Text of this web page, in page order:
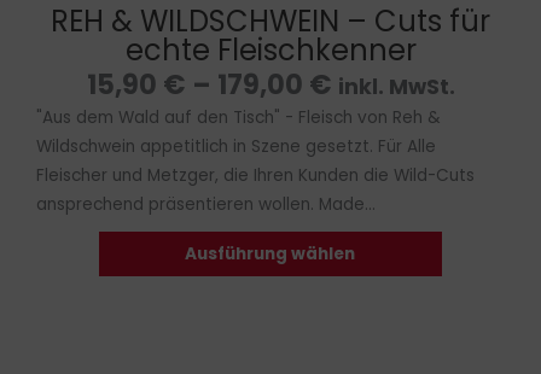
REH & WILDSCHWEIN – Cuts für
echte Fleischkenner
15,90 € – 179,00 € inkl. MwSt.
"Aus dem Wald auf den Tisch" - Fleisch von Reh &
Wildschwein appetitlich in Szene gesetzt. Für Alle
Fleischer und Metzger, die Ihren Kunden die Wild-Cuts
ansprechend präsentieren wollen. Made...
Ausführung wählen